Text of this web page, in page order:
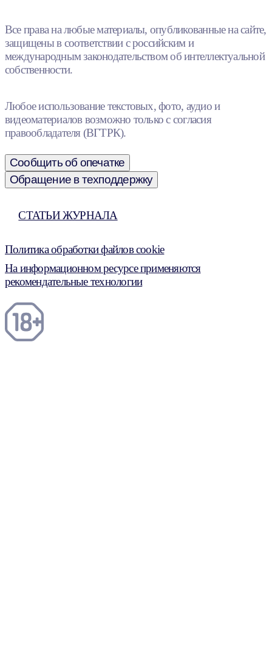
Все права на любые материалы, опубликованные на сайте,
защищены в соответствии с российским и
международным законодательством об интеллектуальной
собственности.
Любое использование текстовых, фото, аудио и
видеоматериалов возможно только с согласия
правообладателя (ВГТРК).
Сообщить об опечатке
Обращение в техподдержку
СТАТЬИ ЖУРНАЛА
Политика обработки файлов cookie
На информационном ресурсе применяются
рекомендательные технологии